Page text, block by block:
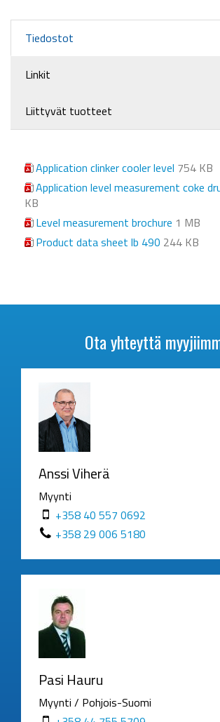
Tiedostot
Linkit
Liittyvät tuotteet
Application clinker cooler level 754 KB
Application level measurement coke
KB
Level measurement brochure 1 MB
Product data sheet lb 490 244 KB
Ota yhteyttä
Anssi Viherä
Myynti
+358 40 557 0692
+358 29 006 5180
Pasi Hauru
Myynti / Pohjois-Suomi